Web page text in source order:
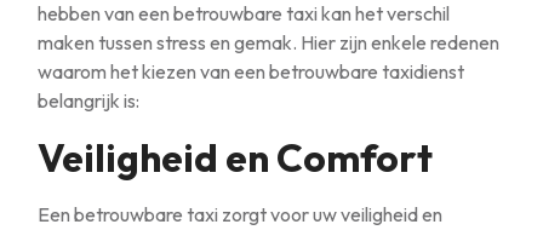
hebben van een betrouwbare taxi kan het verschil
maken tussen stress en gemak. Hier zijn enkele redenen
waarom het kiezen van een betrouwbare taxidienst
belangrijk is:
Veiligheid en Comfort
Een betrouwbare taxi zorgt voor uw veiligheid en